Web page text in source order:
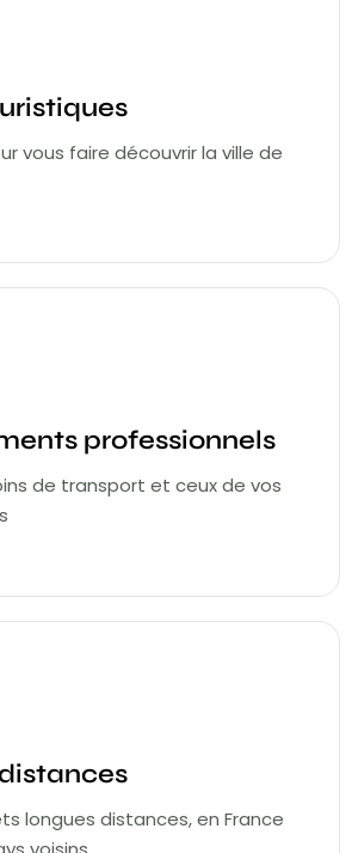
vous faire découvrir la ville de
professionnels
de transport et ceux de vos
longues distances, en France